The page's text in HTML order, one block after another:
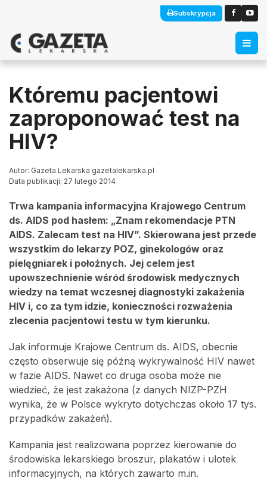
Subskrypcja
Któremu pacjentowi
zaproponować test na
HIV?
Autor: Gazeta Lekarska gazetalekarska.pl
Data publikacji: 27 lutego 2014
Trwa kampania informacyjna Krajowego Centrum
ds. AIDS pod hasłem: „Znam rekomendacje PTN
AIDS. Zalecam test na HIV”. Skierowana jest przede
wszystkim do lekarzy POZ, ginekologów oraz
pielęgniarek i położnych. Jej celem jest
upowszechnienie wśród środowisk medycznych
wiedzy na temat wczesnej diagnostyki zakażenia
HIV i, co za tym idzie, konieczności rozważenia
zlecenia pacjentowi testu w tym kierunku.
Jak informuje Krajowe Centrum ds. AIDS, obecnie
często obserwuje się późną wykrywalność HIV nawet
w fazie AIDS. Nawet co druga osoba może nie
wiedzieć, że jest zakażona (z danych NIZP-PZH
wynika, że w Polsce wykryto dotychczas około 17 tys.
przypadków zakażeń).
Kampania jest realizowana poprzez kierowanie do
środowiska lekarskiego broszur, plakatów i ulotek
informacyjnych, na których zawarto m.in.